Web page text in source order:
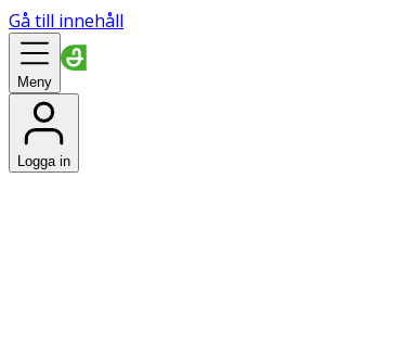
Gå till innehåll
Meny
Logga in